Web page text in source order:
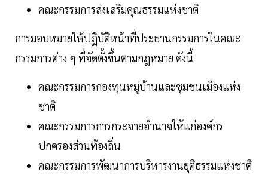
คณะกรรมการส่งเสริมคุณธรรมแห่งชาติ
การมอบหมายให้ปฏิบัติหน้าที่ประธานกรรมการในคณะ
กรรมการต่าง ๆ ที่จัดตั้งขึ้นตามกฎหมาย ดังนี้
คณะกรรมการกองทุนหมู่บ้านและชุมชนเมืองแห่ง
ชาติ
คณะกรรมการการกระจายอำนาจให้แก่องค์กร
ปกครองส่วนท้องถิ่น
คณะกรรมการพัฒนาการบริหารงานยุติธรรมแห่งชาติ